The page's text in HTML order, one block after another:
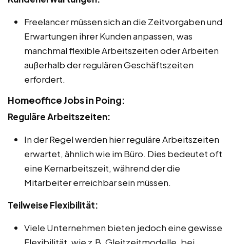
Freelancer müssen sich an die Zeitvorgaben und
Erwartungen ihrer Kunden anpassen, was
manchmal flexible Arbeitszeiten oder Arbeiten
außerhalb der regulären Geschäftszeiten
erfordert.
Homeoffice Jobs in Poing:
Reguläre Arbeitszeiten:
In der Regel werden hier reguläre Arbeitszeiten
erwartet, ähnlich wie im Büro. Dies bedeutet oft
eine Kernarbeitszeit, während der die
Mitarbeiter erreichbar sein müssen.
Teilweise Flexibilität:
Viele Unternehmen bieten jedoch eine gewisse